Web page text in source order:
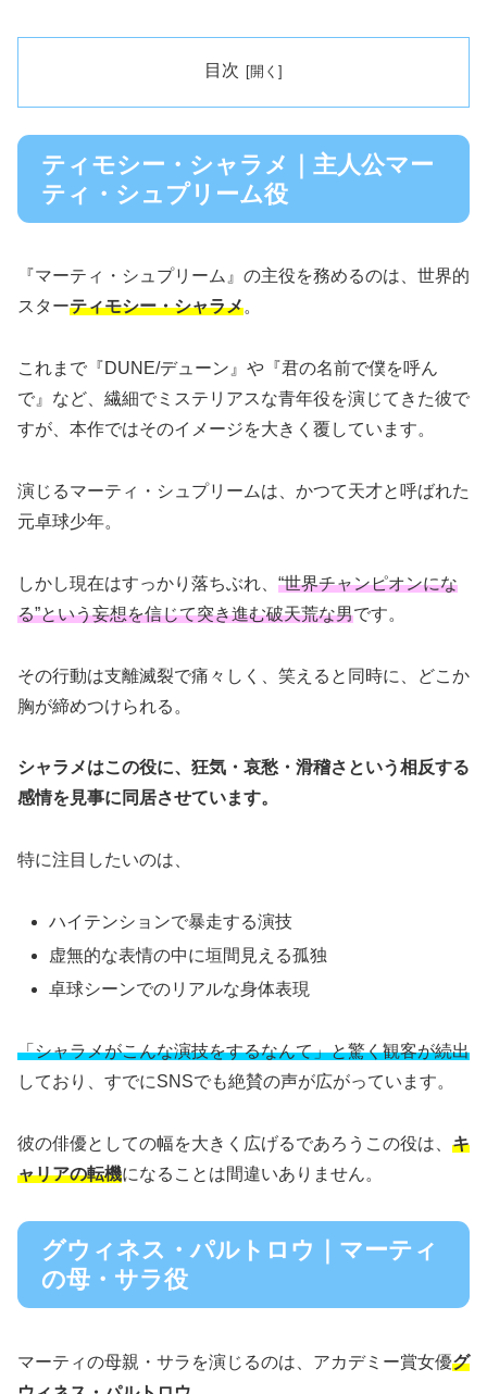
目次
ティモシー・シャラメ｜主人公マー
ティ・シュプリーム役
『マーティ・シュプリーム』の主役を務めるのは、世界的
スターティモシー・シャラメ。
これまで『DUNE/デューン』や『君の名前で僕を呼ん
で』など、繊細でミステリアスな青年役を演じてきた彼で
すが、本作ではそのイメージを大きく覆しています。
演じるマーティ・シュプリームは、かつて天才と呼ばれた
元卓球少年。
しかし現在はすっかり落ちぶれ、 “世界チャンピオンにな
る”という妄想を信じて突き進む破天荒な男です。
その行動は支離滅裂で痛々しく、笑えると同時に、どこか
胸が締めつけられる。
シャラメはこの役に、狂気・哀愁・滑稽さという相反する
感情を見事に同居させています。
特に注目したいのは、
ハイテンションで暴走する演技
虚無的な表情の中に垣間見える孤独
卓球シーンでのリアルな身体表現
「シャラメがこんな演技をするなんて」と驚く観客が続出
しており、すでにSNSでも絶賛の声が広がっています。
彼の俳優としての幅を大きく広げるであろうこの役は、 キ
ャリアの転機になることは間違いありません。
グウィネス・パルトロウ｜マーティ
の母・サラ役
マーティの母親・サラを演じるのは、アカデミー賞女優グ